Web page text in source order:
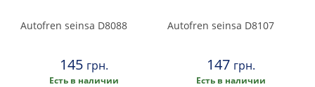
Autofren seinsa D8088
145 грн.
Есть в наличии
Autofren seinsa D8107
147 грн.
Есть в наличии